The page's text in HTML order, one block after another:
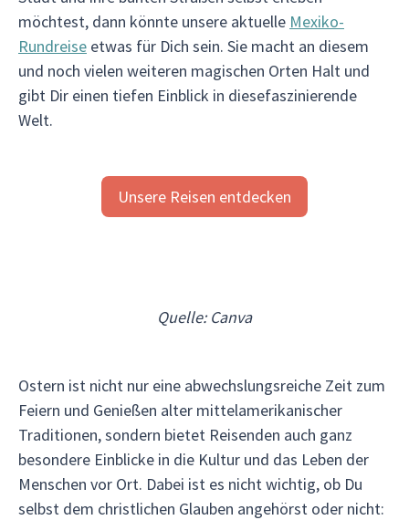
möchtest, dann könnte unsere aktuelle Mexiko-
Rundreise etwas für Dich sein. Sie macht an diesem
und noch vielen weiteren magischen Orten Halt und
gibt Dir einen tiefen Einblick in diesefaszinierende
Welt.
Unsere Reisen entdecken
Quelle: Canva
Ostern ist nicht nur eine abwechslungsreiche Zeit zum
Feiern und Genießen alter mittelamerikanischer
Traditionen, sondern bietet Reisenden auch ganz
besondere Einblicke in die Kultur und das Leben der
Menschen vor Ort. Dabei ist es nicht wichtig, ob Du
selbst dem christlichen Glauben angehörst oder nicht: